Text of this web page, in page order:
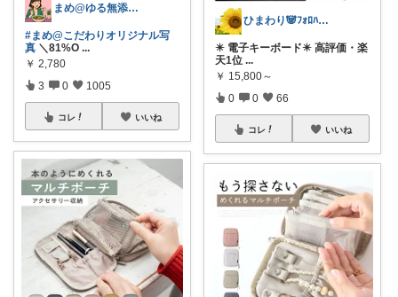
まめ@ゆる無添加でミニマル生活☕
#まめ@こだわりオリジナル写
真 ＼81%O ...
￥ 2,780
3 0 1005
コレ いいね
ひまわり🐼ﾌｫﾛﾊﾞ100❤️感謝
✴️ 電子キーボード✴️ 高評価・楽
天1位 ...
￥ 15,800～
0 0 66
コレ いいね